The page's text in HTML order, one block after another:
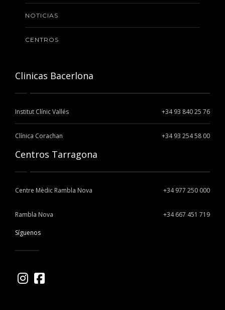
NOTICIAS
CENTROS
Clinicas Bacerlona
Institut Clínic Vallés +34 93 840 25 76
Clínica Corachan +34 93 254 58 00
Centros Tarragona
Centre Mèdic Rambla Nova +34 977 250 000
Rambla Nova +34 667 451 719
Síguenos